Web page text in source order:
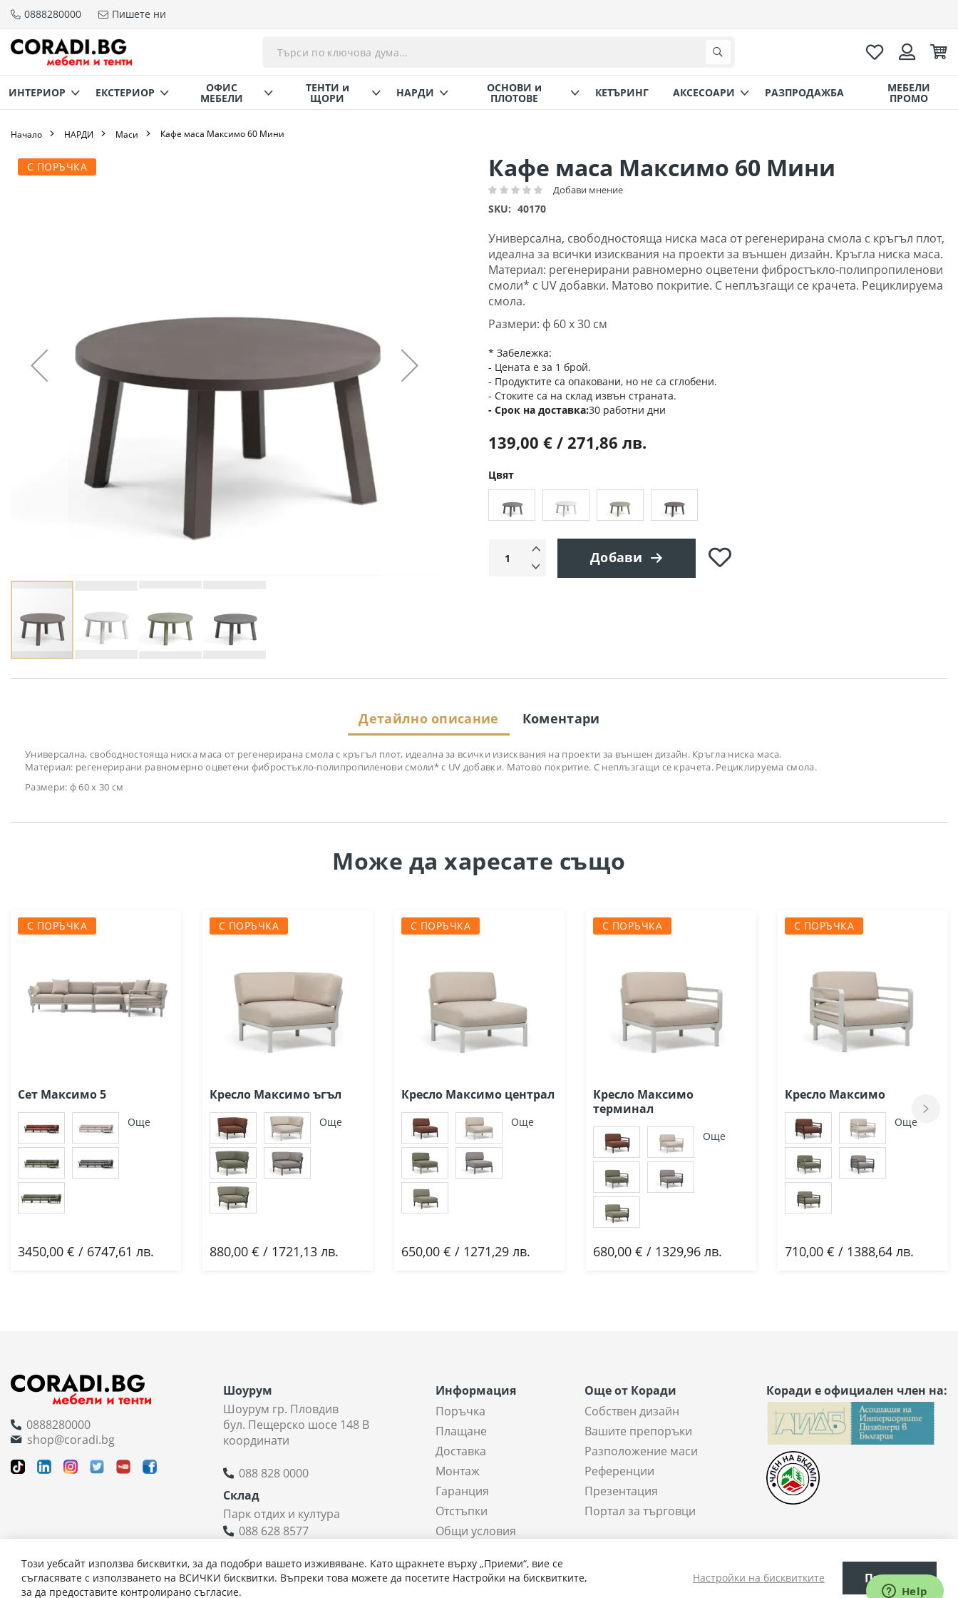
Прескачане
съдържанието
0888280000 Пишете ни
Любими
ИНТЕРИОР ЕКСТЕРИОР ОФИС
МЕБЕЛИ
ТЕНТИ и
ЩОРИ НАРДИ ОСНОВИ и
ПЛОТОВЕ КЕТЪРИНГ AКСЕСОАРИ РАЗПРОДАЖБА МЕБЕЛИ
ПРОМО
Начало НАРДИ Маси Кафе маса Максимо 60 Мини
Кафе маса Максимо 60 Мини
Рейтинг: Добави мнение
SKU 40170
Универсална, свободностояща ниска маса от регенерирана смола с кръгъл плот,
идеална за всички изисквания на проекти за външен дизайн. Кръгла ниска маса.
Материал: регенерирани равномерно оцветени фибростъкло-полипропиленови
смоли* с UV добавки. Матово покритие. С неплъзгащи се крачета. Рециклируема
смола.
Размери: ф 60 х 30 см
* Забележка:
- Цената е за 1 брой.
- Продуктите са опаковани, но не са сглобени.
- Стоките са на склад извън страната.
Срок на доставка 30 работни дни
139,00 € / 271,86 лв.
Цвят
Добави
С ПОРЪЧКА
Преминете
към
към
снимки
Детайлно описание
Универсална, свободностояща ниска маса от регенерирана смола с кръгъл плот, идеална за всички изисквания на проекти за външен дизайн. Кръгла ниска маса.
Материал: регенерирани равномерно оцветени фибростъкло-полипропиленови смоли* с UV добавки. Матово покритие. С неплъзгащи се крачета. Рециклируема смола.
Размери: ф 60 х 30 см
Коментари
Може да харесате също
С ПОРЪЧКА
Сет Максимо 5
Още
3450,00 € / 6747,61 лв.
Добави
С ПОРЪЧКА
Кресло Максимо ъгъл
Още
880,00 € / 1721,13 лв.
Добави
С ПОРЪЧКА
Кресло Максимо централ
Още
650,00 € / 1271,29 лв.
Добави
С ПОРЪЧКА
Кресло Максимо
терминал
Още
680,00 € / 1329,96 лв.
Добави
С ПОРЪЧКА
Кресло Максимо
Още
710,00 € / 1388,64 лв.
Добави
0888280000
shop@coradi.bg
Шоурум
Шоурум гр. Пловдив
бул. Пещерско шосе 148 В
координати
088 828 0000
Склад
Парк отдих и култура
088 628 8577
Информация
Поръчка
Плащане
Доставка
Монтаж
Гаранция
Отстъпки
Общи условия
Още от Коради
Собствен дизайн
Вашите препоръки
Разположение маси
Референции
Презентация
Портал за търговци
Коради е официален член на:
Електронен магазин
Този уебсайт използва бисквитки, за да подобри вашето изживяване. Като щракнете върху „Приеми“, вие се
съгласявате с използването на ВСИЧКИ бисквитки. Въпреки това можете да посетите Настройки на бисквитките,
за да предоставите контролирано съгласие.
Настройки на бисквитките Приеми